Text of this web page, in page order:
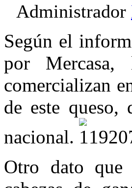
Administrador
Según el
por Mercasa,
comercializan
de este queso,
nacional.
Otro dato